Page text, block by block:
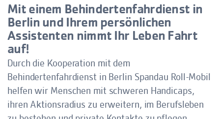
Mit einem Behindertenfahrdienst in
Berlin und Ihrem persönlichen
Assistenten nimmt Ihr Leben Fahrt
auf!
Durch die Kooperation mit dem
Behindertenfahrdienst in Berlin Spandau Roll-Mobil
helfen wir Menschen mit schweren Handicaps,
ihren Aktionsradius zu erweitern, im Berufsleben